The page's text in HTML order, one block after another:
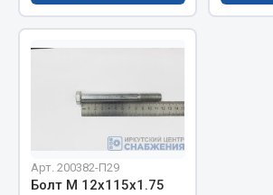
Выключатель массы
Весь раздел
Запчасти на полуприцепы
Арт. 200382-П29
Болт М 12х115х1.75